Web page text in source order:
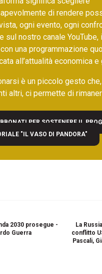
di rendere
ogni evento, ogni
sul nostro canale YouTube,
una programmazione
all’attualità economica
è un piccolo gesto
altri, ci permette di
PER SOSTENERE IL
"IL VASO DI PANDORA"
2030 prosegue -
Guerra
La
conflitto
Pascali,